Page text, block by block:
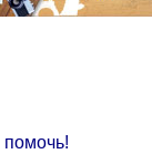
помочь!